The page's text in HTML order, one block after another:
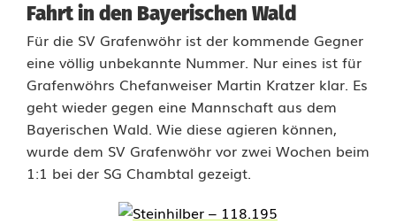
s
c
h
r
i
Fahrt in den Bayerischen Wald
Für die SV Grafenwöhr ist der kommende Gegner
eine völlig unbekannte Nummer. Nur eines ist für
Grafenwöhrs Chefanweiser Martin Kratzer klar. Es
geht wieder gegen eine Mannschaft aus dem
Bayerischen Wald. Wie diese agieren können,
wurde dem SV Grafenwöhr vor zwei Wochen beim
1:1 bei der SG Chambtal gezeigt.